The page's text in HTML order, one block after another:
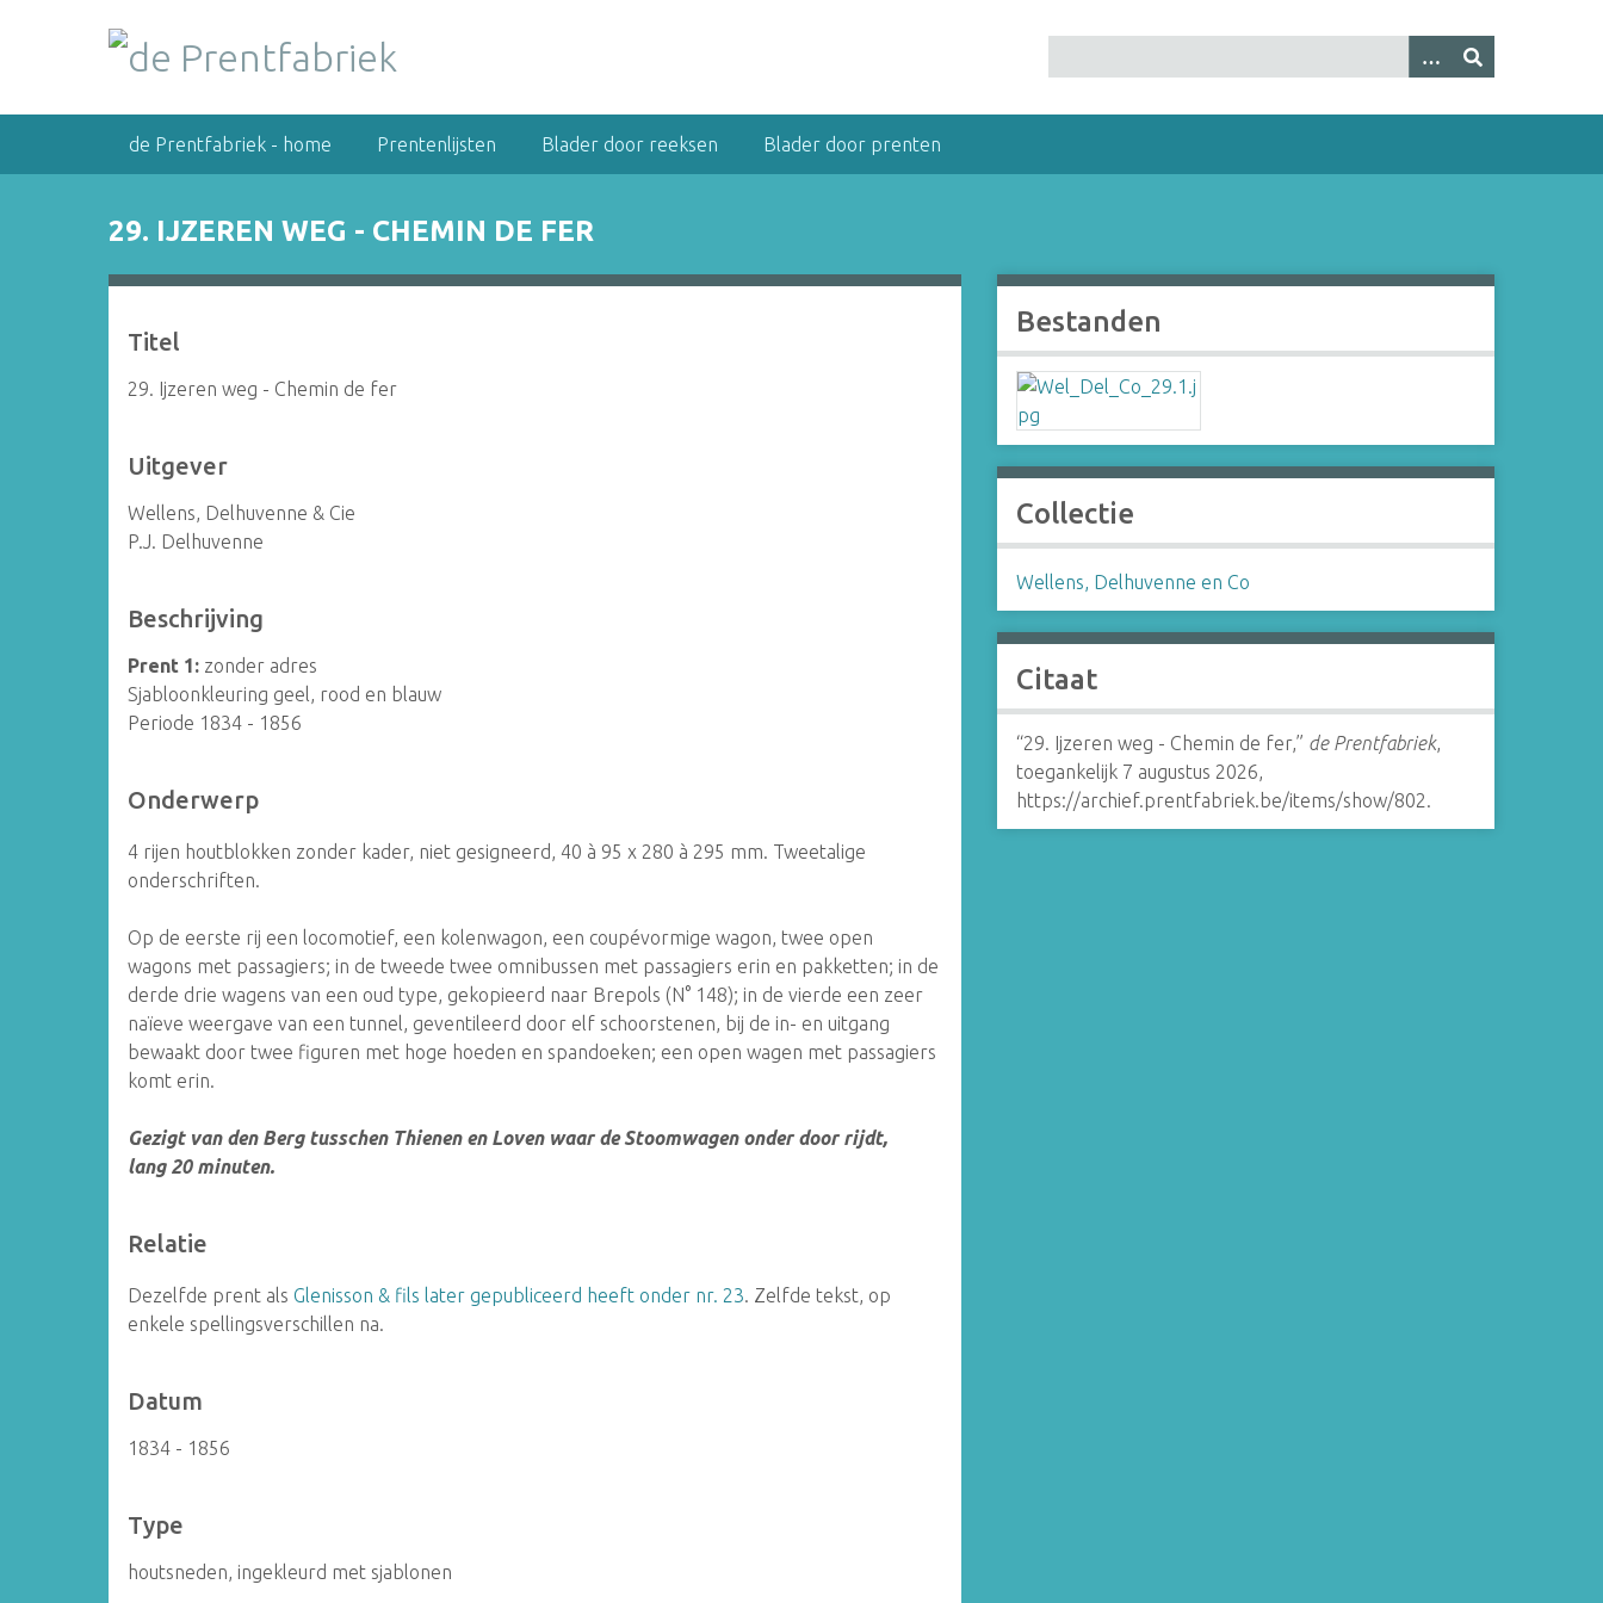
de Prentfabriek - home Prentenlijsten Blader door reeksen Blader door prenten
29. IJZEREN WEG - CHEMIN DE FER
Titel
29. Ijzeren weg - Chemin de fer
Uitgever
Wellens, Delhuvenne & Cie
P.J. Delhuvenne
Beschrijving
Prent 1: zonder adres
Sjabloonkleuring geel, rood en blauw
Periode 1834 - 1856
Onderwerp
4 rijen houtblokken zonder kader, niet gesigneerd, 40 à 95 x 280 à 295 mm. Tweetalige
onderschriften.
Op de eerste rij een locomotief, een kolenwagon, een coupévormige wagon, twee open
wagons met passagiers; in de tweede twee omnibussen met passagiers erin en pakketten; in de
derde drie wagens van een oud type, gekopieerd naar Brepols (N° 148); in de vierde een zeer
naïeve weergave van een tunnel, geventileerd door elf schoorstenen, bij de in- en uitgang
bewaakt door twee figuren met hoge hoeden en spandoeken; een open wagen met passagiers
komt erin.
Gezigt van den Berg tusschen Thienen en Loven waar de Stoomwagen onder door rijdt,
lang 20 minuten.
Relatie
Dezelfde prent alsGlenisson & fils later gepubliceerd heeft onder nr. 23. Zelfde tekst, op
enkele spellingsverschillen na.
Datum
1834 - 1856
Type
houtsneden, ingekleurd met sjablonen
Bestanden
Collectie
Wellens, Delhuvenne en Co
Citaat
“29. Ijzeren weg - Chemin de fer,” de Prentfabriek,
toegankelijk 7 augustus 2026,
https://archief.prentfabriek.be/items/show/802.